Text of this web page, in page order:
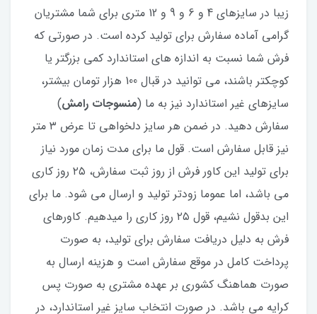
زیبا در سایزهای 4 و 6 و 9 و 12 متری برای شما مشتریان
گرامی آماده سفارش برای تولید کرده است. در صورتی که
فرش شما نسبت به اندازه های استاندارد کمی بزرگتر یا
کوچکتر باشند، می توانید در قبال 100 هزار تومان بیشتر،
سایزهای غیر استاندارد نیز به ما (منسوجات رامش)
سفارش دهید. در ضمن هر سایز دلخواهی تا عرض ۳ متر
نیز قابل سفارش است. قول ما برای مدت زمان مورد نیاز
برای تولید این کاور فرش از روز ثبت سفارش، ۲۵ روز کاری
می باشد، اما عموما زودتر تولید و ارسال می شود. ما برای
این بدقول نشیم، قول ۲۵ روز کاری را میدهیم. کاورهای
فرش به دلیل دریافت سفارش برای تولید، به صورت
پرداخت کامل در موقع سفارش است و هزینه ارسال به
صورت هماهنگ کشوری بر عهده مشتری به صورت پس
کرایه می باشد. در صورت انتخاب سایز غیر استاندارد، در